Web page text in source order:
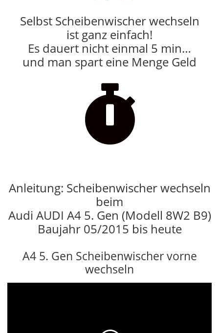
Selbst Scheibenwischer wechseln
ist ganz einfach!
Es dauert nicht einmal 5 min…
und man spart eine Menge Geld

Anleitung: Scheibenwischer wechseln
beim
Audi AUDI A4 5. Gen (Modell 8W2 B9)
Baujahr 05/2015 bis heute
A4 5. Gen Scheibenwischer vorne
wechseln